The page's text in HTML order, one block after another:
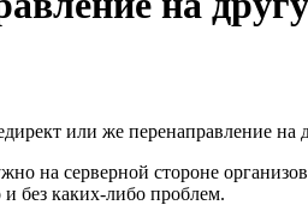
или же перенаправление на
на серверной стороне
и без каких-либо проблем.